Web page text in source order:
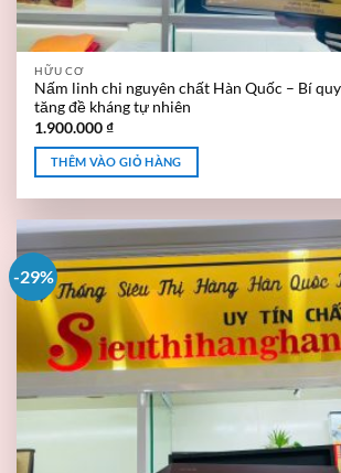
HỮU CƠ
Nấm linh chi nguyên chất Hàn Quốc – Bí
tăng đề kháng tự nhiên
1.900.000₫
THÊM VÀO GIỎ HÀNG
-29%